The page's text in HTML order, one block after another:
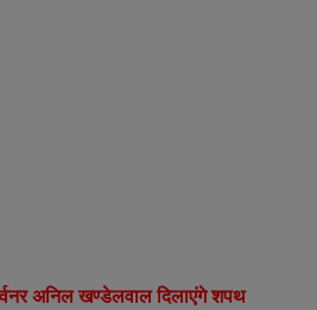
अनिल खण्डेलवाल दिलाएंगे शपथ